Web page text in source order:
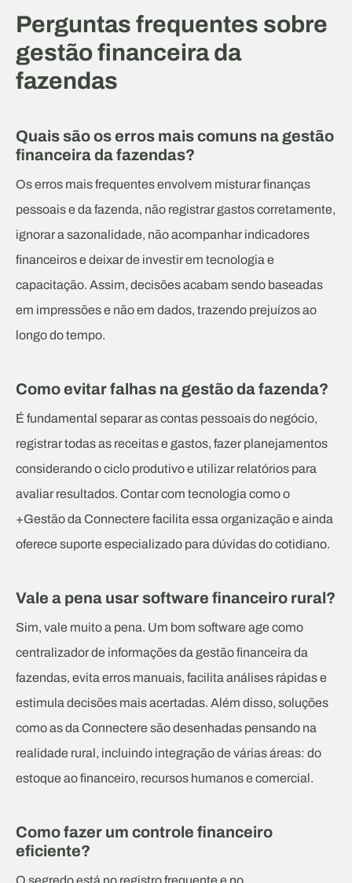
Perguntas frequentes sobre
gestão financeira da
fazendas
Quais são os erros mais comuns na gestão
financeira da fazendas?
Os erros mais frequentes envolvem misturar finanças
pessoais e da fazenda, não registrar gastos corretamente,
ignorar a sazonalidade, não acompanhar indicadores
financeiros e deixar de investir em tecnologia e
capacitação. Assim, decisões acabam sendo baseadas
em impressões e não em dados, trazendo prejuízos ao
longo do tempo.
Como evitar falhas na gestão da fazenda?
É fundamental separar as contas pessoais do negócio,
registrar todas as receitas e gastos, fazer planejamentos
considerando o ciclo produtivo e utilizar relatórios para
avaliar resultados. Contar com tecnologia como o
+Gestão da Connectere facilita essa organização e ainda
oferece suporte especializado para dúvidas do cotidiano.
Vale a pena usar software financeiro rural?
Sim, vale muito a pena. Um bom software age como
centralizador de informações da gestão financeira da
fazendas, evita erros manuais, facilita análises rápidas e
estimula decisões mais acertadas. Além disso, soluções
como as da Connectere são desenhadas pensando na
realidade rural, incluindo integração de várias áreas: do
estoque ao financeiro, recursos humanos e comercial.
Como fazer um controle financeiro
eficiente?
O segredo está no registro frequente e no